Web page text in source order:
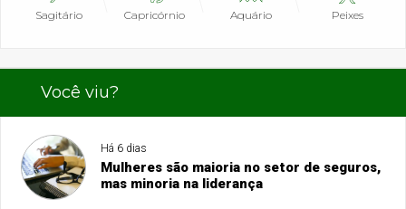
Sagitário Capricórnio Aquário Peixes
Você viu?
Há 6 dias
Mulheres são maioria no setor de seguros,
mas minoria na liderança